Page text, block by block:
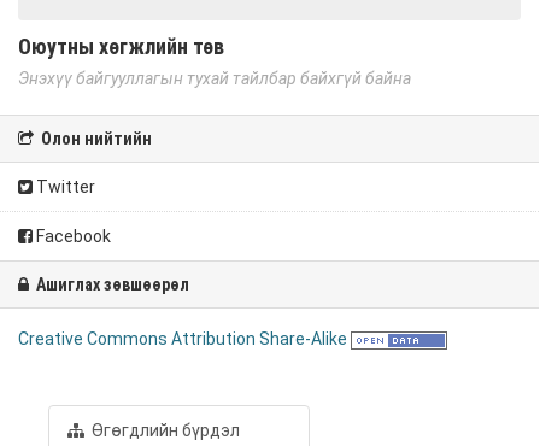
Оюутны хөгжлийн төв
Энэхүү байгууллагын тухай тайлбар байхгүй байна
Олон нийтийн
Twitter
Facebook
Ашиглах зөвшөөрөл
Creative Commons Attribution Share-Alike
Өгөгдлийн бүрдэл